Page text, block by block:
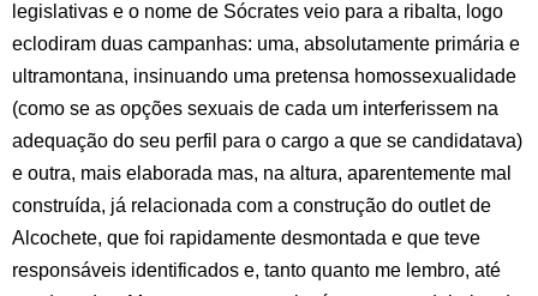
legislativas e o nome de Sócrates veio para a ribalta, logo
eclodiram duas campanhas: uma, absolutamente primária e
ultramontana, insinuando uma pretensa homossexualidade
(como se as opções sexuais de cada um interferissem na
adequação do seu perfil para o cargo a que se candidatava)
e outra, mais elaborada mas, na altura, aparentemente mal
construída, já relacionada com a construção do outlet de
Alcochete, que foi rapidamente desmontada e que teve
responsáveis identificados e, tanto quanto me lembro, até